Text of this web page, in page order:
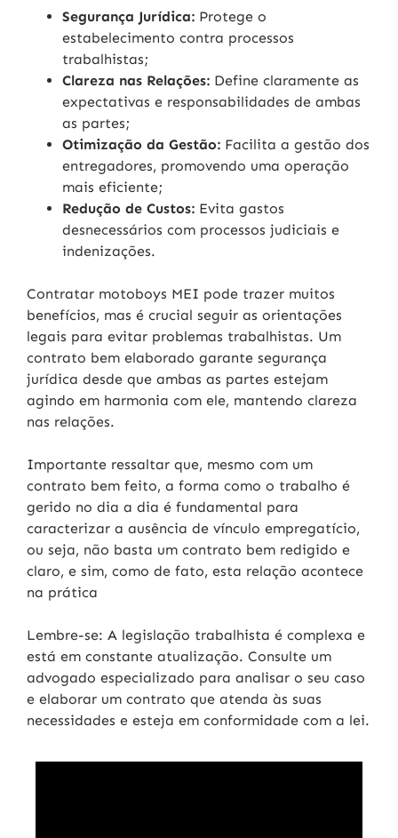
Segurança Jurídica: Protege o
estabelecimento contra processos
trabalhistas;
Clareza nas Relações: Define claramente as
expectativas e responsabilidades de ambas
as partes;
Otimização da Gestão: Facilita a gestão dos
entregadores, promovendo uma operação
mais eficiente;
Redução de Custos: Evita gastos
desnecessários com processos judiciais e
indenizações.
Contratar motoboys MEI pode trazer muitos
benefícios, mas é crucial seguir as orientações
legais para evitar problemas trabalhistas. Um
contrato bem elaborado garante segurança
jurídica desde que ambas as partes estejam
agindo em harmonia com ele, mantendo clareza
nas relações.
Importante ressaltar que, mesmo com um
contrato bem feito, a forma como o trabalho é
gerido no dia a dia é fundamental para
caracterizar a ausência de vínculo empregatício,
ou seja, não basta um contrato bem redigido e
claro, e sim, como de fato, esta relação acontece
na prática
Lembre-se: A legislação trabalhista é complexa e
está em constante atualização. Consulte um
advogado especializado para analisar o seu caso
e elaborar um contrato que atenda às suas
necessidades e esteja em conformidade com a lei.